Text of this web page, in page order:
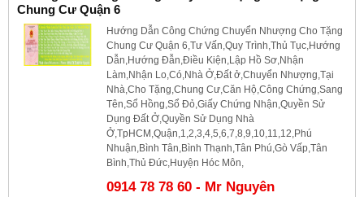
Chung Cư Quận 6
Hướng Dẫn Công Chứng Chuyển Nhượng Cho Tặng
Chung Cư Quận 6,Tư Vấn,Quy Trình,Thủ Tục,Hướng
Dẫn,Hướng Đẫn,Điều Kiện,Lập Hồ Sơ,Nhận
Làm,Nhận Lo,Có,Nhà Ở,Đất ở,Chuyển Nhượng,Tại
Nhà,Cho Tặng,Chung Cư,Căn Hộ,Công Chứng,Sang
Tên,Sổ Hồng,Sổ Đỏ,Giấy Chứng Nhận,Quyền Sử
Dụng Đất Ở,Quyền Sử Dụng Nhà
Ở,TpHCM,Quận,1,2,3,4,5,6,7,8,9,10,11,12,Phú
Nhuận,Bình Tân,Bình Thạnh,Tân Phú,Gò Vấp,Tân
Bình,Thủ Đức,Huyện Hóc Môn,
0914 78 78 60 - Mr Nguyên